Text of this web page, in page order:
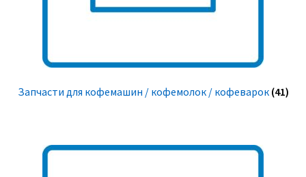
Запчасти для кофемашин / кофемолок / кофеварок (41)